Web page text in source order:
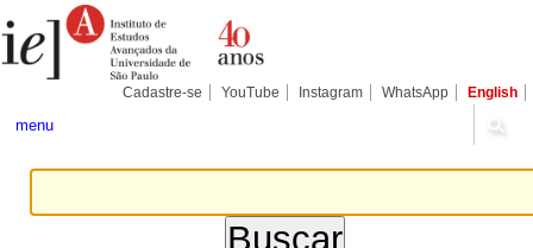
para
conteúdo.
Pessoais
Cadastre-se YouTube Instagram WhatsApp English
menu